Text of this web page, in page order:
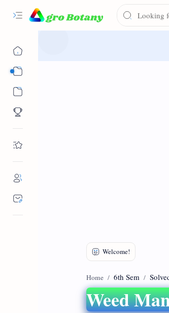
Home 6th Sem
Weed